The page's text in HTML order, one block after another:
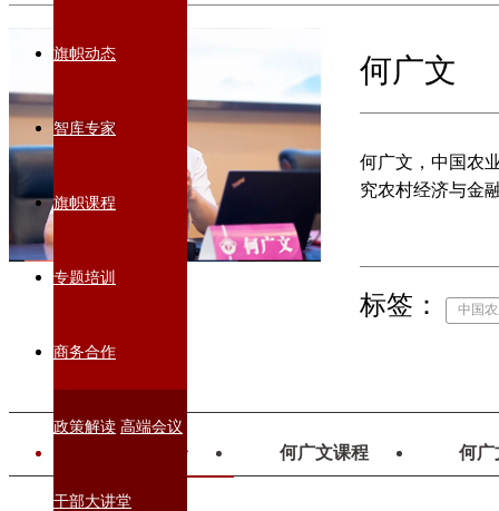
旗帜动态
智库专家
旗帜课程
专题培训
商务合作
政策解读 高端会议
干部大讲堂
何广文
何广文，中国农
究农村经济与金
标签： 中国
何广文简介 何广文课程 何广